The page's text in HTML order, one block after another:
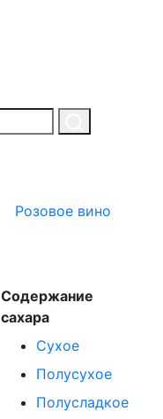
Розовое вино
Содержание
сахара
Сухое
Полусухое
Полусладкое